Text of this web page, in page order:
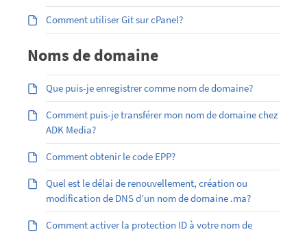
Comment utiliser Git sur cPanel?
Noms de domaine
Que puis-je enregistrer comme nom de domaine?
Comment puis-je transférer mon nom de domaine chez
ADK Media?
Comment obtenir le code EPP?
Quel est le délai de renouvellement, création ou
modification de DNS d’un nom de domaine .ma?
Comment activer la protection ID à votre nom de